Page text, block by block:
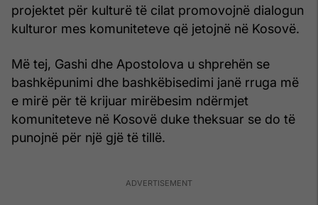
projektet për kulturë të cilat promovojnë dialogun
kulturor mes komuniteteve që jetojnë në Kosovë.
Më tej, Gashi dhe Apostolova u shprehën se
bashkëpunimi dhe bashkëbisedimi janë rruga më
e mirë për të krijuar mirëbesim ndërmjet
komuniteteve në Kosovë duke theksuar se do të
punojnë për një gjë të tillë.